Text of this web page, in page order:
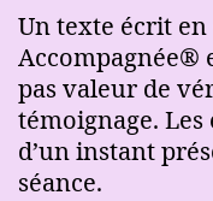
Un texte écrit
Accompagnée®
pas valeur de
témoignage. Les
d’un instant
séance.